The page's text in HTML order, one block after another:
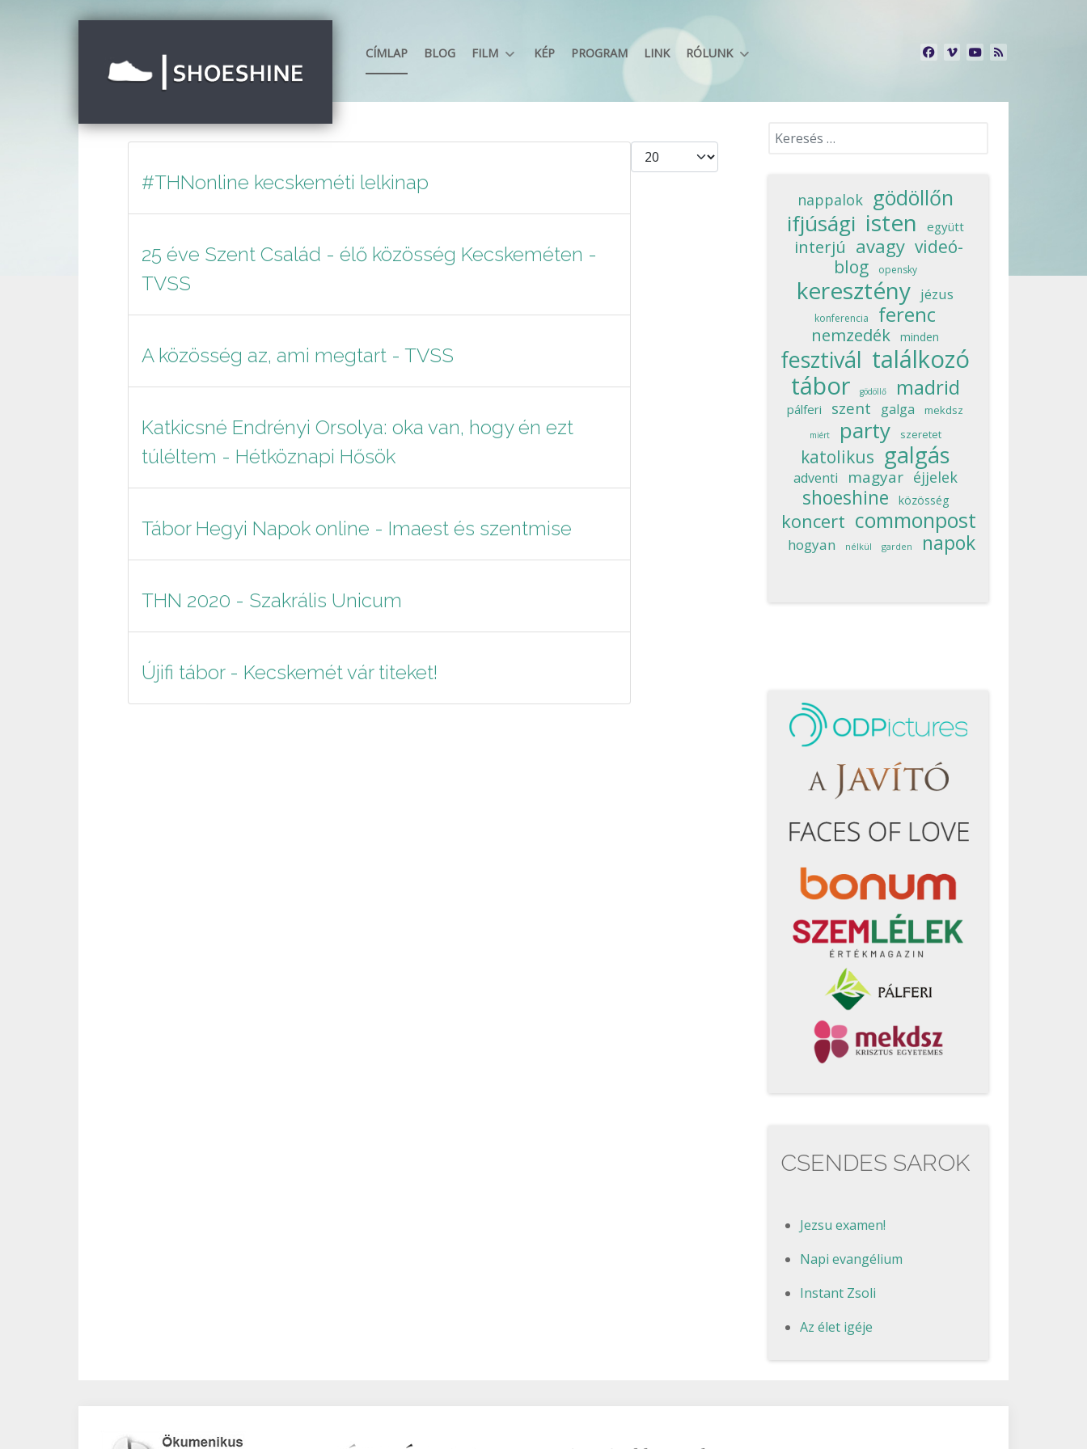
CÍMLAP BLOG FILM KÉP PROGRAM LINK RÓLUNK
Tételek #
#THNonline kecskeméti lelkinap
25 éve Szent Család - élő közösség Kecskeméten -
TVSS
A közösség az, ami megtart - TVSS
Katkicsné Endrényi Orsolya: oka van, hogy én ezt
túléltem - Hétköznapi Hősök
Tábor Hegyi Napok online - Imaest és szentmise
THN 2020 - Szakrális Unicum
Újifi tábor - Kecskemét vár titeket!
Keresés...
nappalok gödöllőn
ifjúsági isten együtt
interjú avagy videó-
blog
opensky
keresztény jézus
konferencia ferenc
nemzedék minden
fesztivál találkozó
tábor
gödöllő madrid
pálferi szent galga mekdsz
miért party szeretet
katolikus galgás
adventi magyar éjjelek
shoeshine közösség
koncert commonpost
hogyan nélkül garden napok
CSENDES SAROK
Jezsu examen!
Napi evangélium
Instant Zsoli
Az élet igéje